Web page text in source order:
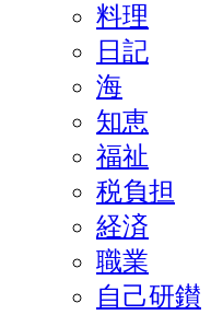
料理
日記
海
知恵
福祉
税負担
経済
職業
自己研鑚